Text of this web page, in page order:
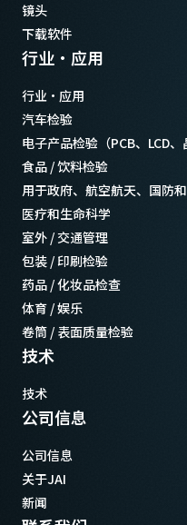
镜头
下载软件
行业·应用
行业·应用
汽车检验
电子产品检验（PCB、LCD、
食品 / 饮料检验
用于政府、航空航天、国防
医疗和生命科学
室外 / 交通管理
包装 / 印刷检验
药品 / 化妆品检查
体育 / 娱乐
卷筒 / 表面质量检验
技术
技术
公司信息
公司信息
关于JAI
新闻